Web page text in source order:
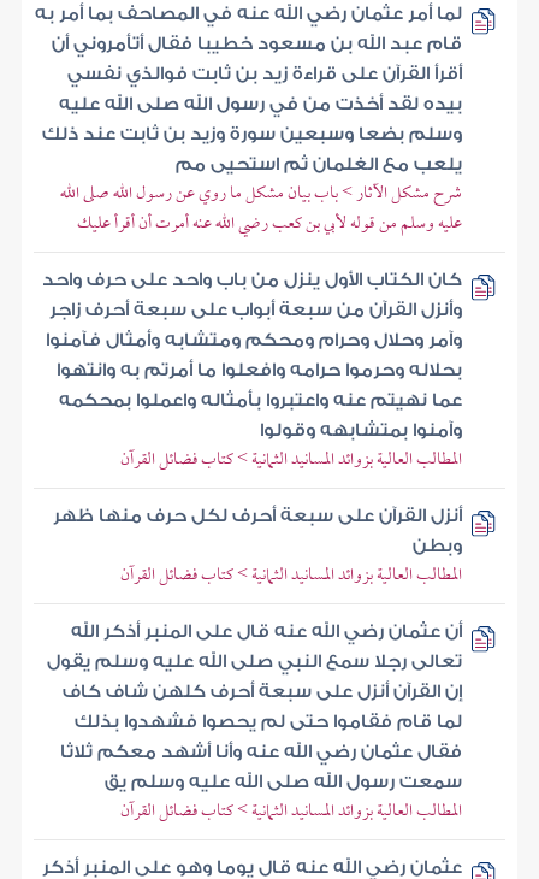
لما أمر عثمان رضي الله عنه في المصاحف بما أمر به
قام عبد الله بن مسعود خطيبا فقال أتأمروني أن
أقرأ القرآن على قراءة زيد بن ثابت فوالذي نفسي
بيده لقد أخذت من في رسول الله صلى الله عليه
وسلم بضعا وسبعين سورة وزيد بن ثابت عند ذلك
يلعب مع الغلمان ثم استحيى مم
شرح مشكل الآثار > باب بيان مشكل ما روي عن رسول الله صلى الله
عليه وسلم من قوله لأبي بن كعب رضي الله عنه أمرت أن أقرأ عليك
كان الكتاب الأول ينزل من باب واحد على حرف واحد
وأنزل القرآن من سبعة أبواب على سبعة أحرف زاجر
وآمر وحلال وحرام ومحكم ومتشابه وأمثال فآمنوا
بحلاله وحرموا حرامه وافعلوا ما أمرتم به وانتهوا
عما نهيتم عنه واعتبروا بأمثاله واعملوا بمحكمه
وآمنوا بمتشابهه وقولوا
المطالب العالية بزوائد المسانيد الثمانية > كتاب فضائل القرآن
أنزل القرآن على سبعة أحرف لكل حرف منها ظهر
وبطن
المطالب العالية بزوائد المسانيد الثمانية > كتاب فضائل القرآن
أن عثمان رضي الله عنه قال على المنبر أذكر الله
تعالى رجلا سمع النبي صلى الله عليه وسلم يقول
إن القرآن أنزل على سبعة أحرف كلهن شاف كاف
لما قام فقاموا حتى لم يحصوا فشهدوا بذلك
فقال عثمان رضي الله عنه وأنا أشهد معكم ثلاثا
سمعت رسول الله صلى الله عليه وسلم يق
المطالب العالية بزوائد المسانيد الثمانية > كتاب فضائل القرآن
عثمان رضي الله عنه قال يوما وهو على المنبر أذكر